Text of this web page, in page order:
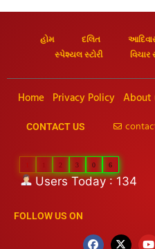
હોમ દલિત
સ્પેશ્યલ સ્ટોરી
વિચાર
Home Privacy Policy About
CONTACT US
2 3 0 6
Users Today : 134
FOLLOW US ON